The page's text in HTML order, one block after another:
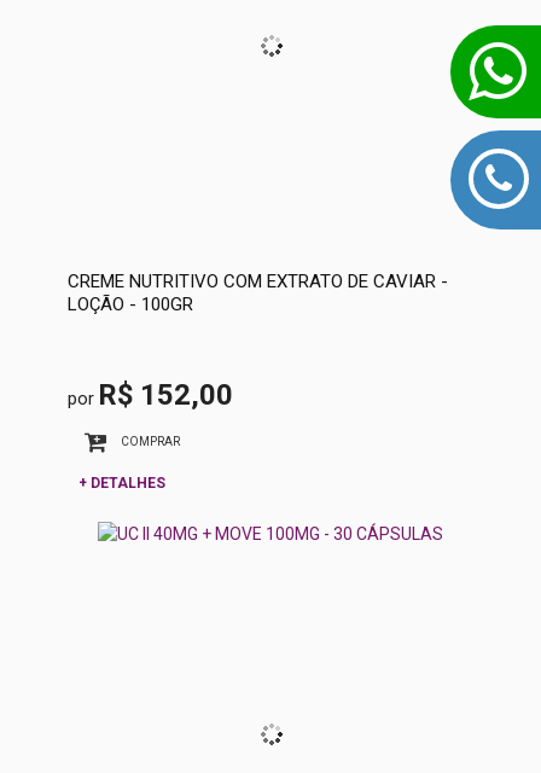
CREME NUTRITIVO COM EXTRATO DE CAVIAR -
LOÇÃO - 100GR
por R$ 152,00
COMPRAR
+ DETALHES